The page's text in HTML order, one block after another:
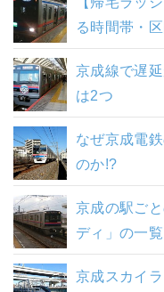
る時間帯・
京成線で遅
は2つ
なぜ京成電
のか!?
京成の駅ご
ディ」の一覧
京成スカイ